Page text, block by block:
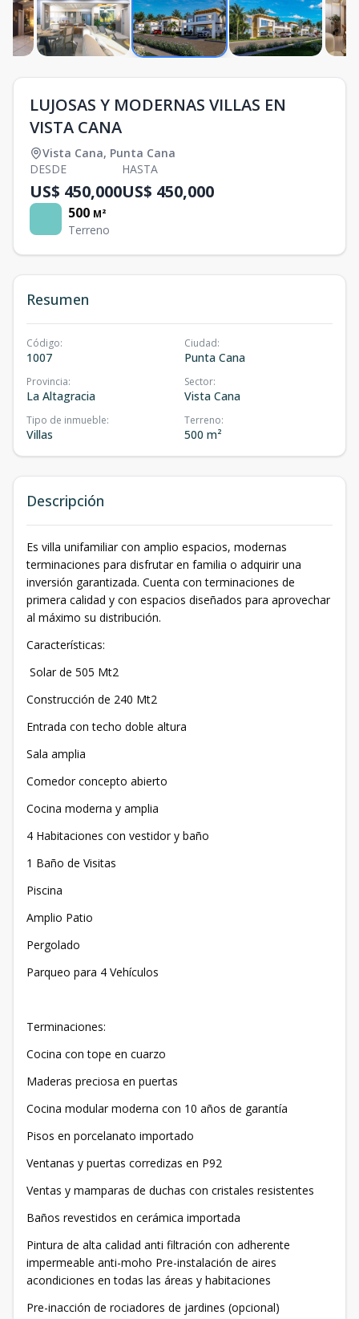
LUJOSAS Y MODERNAS VILLAS EN
VISTA CANA
Vista Cana, Punta Cana
DESDE
US$ 450,000
HASTA
US$ 450,000
500 M²
Terreno
Resumen
Código:
1007
Ciudad:
Punta Cana
Provincia:
La Altagracia
Sector:
Vista Cana
Tipo de inmueble:
Villas
Terreno:
500 m²
Descripción
Es villa unifamiliar con amplio espacios, modernas
terminaciones para disfrutar en familia o adquirir una
inversión garantizada. Cuenta con terminaciones de
primera calidad y con espacios diseñados para aprovechar
al máximo su distribución.
Características:
Solar de 505 Mt2
Construcción de 240 Mt2
Entrada con techo doble altura
Sala amplia
Comedor concepto abierto
Cocina moderna y amplia
4 Habitaciones con vestidor y baño
1 Baño de Visitas
Piscina
Amplio Patio
Pergolado
Parqueo para 4 Vehículos
Terminaciones:
Cocina con tope en cuarzo
Maderas preciosa en puertas
Cocina modular moderna con 10 años de garantía
Pisos en porcelanato importado
Ventanas y puertas corredizas en P92
Ventas y mamparas de duchas con cristales resistentes
Baños revestidos en cerámica importada
Pintura de alta calidad anti filtración con adherente
impermeable anti-moho Pre-instalación de aires
acondiciones en todas las áreas y habitaciones
Pre-inacción de rociadores de jardines (opcional)